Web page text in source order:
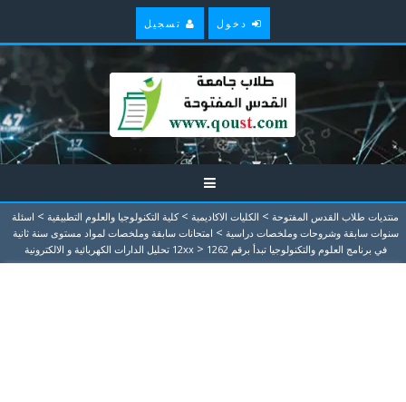
دخول تسجيل
منتديات طلاب القدس المفتوحة > الكليات الاكاديمية > كلية التكنولوجيا والعلوم التطبيقية > اسئلة
سنوات سابقة وشروحات وملخصات دراسية > امتحانات سابقة وملخصات لمواد مستوى سنة ثانية
في برنامج العلوم والتكنولوجيا تبدأ برقم 12xx
> 1262 تحليل الدارات الكهربائية و الالكترونية